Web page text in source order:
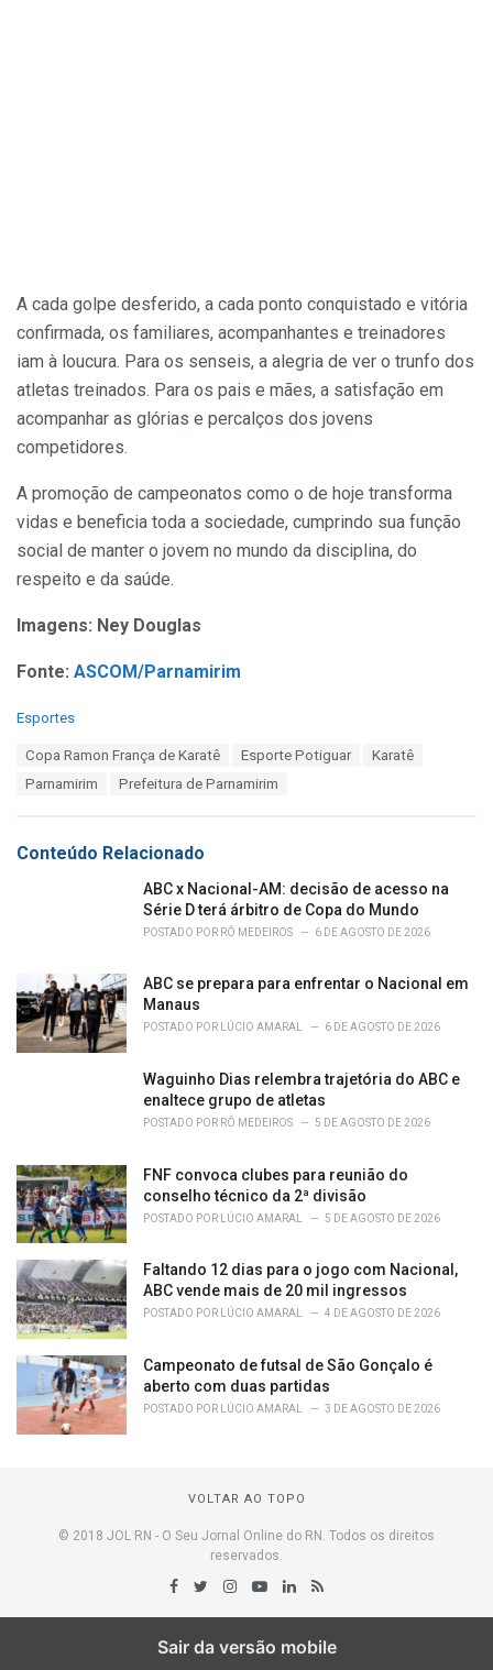
A cada golpe desferido, a cada ponto conquistado e vitória
confirmada, os familiares, acompanhantes e treinadores
iam à loucura. Para os senseis, a alegria de ver o trunfo dos
atletas treinados. Para os pais e mães, a satisfação em
acompanhar as glórias e percalços dos jovens
competidores.
A promoção de campeonatos como o de hoje transforma
vidas e beneficia toda a sociedade, cumprindo sua função
social de manter o jovem no mundo da disciplina, do
respeito e da saúde.
Imagens: Ney Douglas
Fonte: ASCOM/Parnamirim
C
i
Esportes
Copa Ramon França de Karatê Esporte Potiguar
Karatê
Parnamirim
Prefeitura de Parnamirim
Conteúdo Relacionado
ABC x Nacional-AM: decisão de acesso na
Série D terá árbitro de Copa do Mundo
POSTADO POR RÔ MEDEIROS 6 DE AGOSTO DE 2026
ABC se prepara para enfrentar o Nacional em
Manaus
POSTADO POR LÚCIO AMARAL 6 DE AGOSTO DE 2026
Waguinho Dias relembra trajetória do ABC e
enaltece grupo de atletas
POSTADO POR RÔ MEDEIROS 5 DE AGOSTO DE 2026
FNF convoca clubes para reunião do
conselho técnico da 2ª divisão
POSTADO POR LÚCIO AMARAL 5 DE AGOSTO DE 2026
Faltando 12 dias para o jogo com Nacional,
ABC vende mais de 20 mil ingressos
POSTADO POR LÚCIO AMARAL 4 DE AGOSTO DE 2026
Campeonato de futsal de São Gonçalo é
aberto com duas partidas
POSTADO POR LÚCIO AMARAL 3 DE AGOSTO DE 2026
VOLTAR AO TOPO
© 2018 JOL RN - O Seu Jornal Online do RN. Todos os direitos
reservados.
Sair da versão mobile